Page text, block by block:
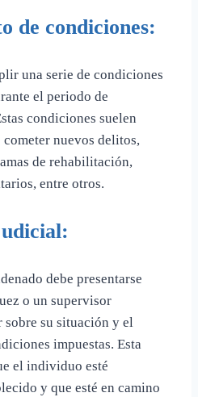
de condiciones:
una serie de condiciones
el periodo de
condiciones suelen
nuevos delitos,
de rehabilitación,
entre otros.
debe presentarse
o un supervisor
sobre su situación y el
impuestas. Esta
el individuo esté
y que esté en camino